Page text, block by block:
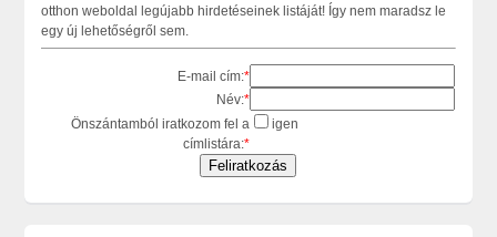
otthon weboldal legújabb hirdetéseinek listáját! Így nem maradsz le
egy új lehetőségről sem.
E-mail cím:*
Név:*
Önszántamból iratkozom fel a
címlistára:*
igen